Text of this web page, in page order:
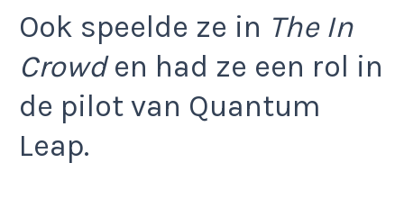
Ook speelde ze in The In
Crowden had ze een rol in
de pilot van Quantum
Leap.